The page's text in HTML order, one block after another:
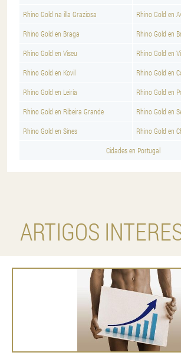
Rhino Gold na illa Graziosa Rhino Gold en
Rhino Gold en Braga Rhino Gold en
Rhino Gold en Viseu Rhino Gold en
Rhino Gold en Kovil Rhino Gold en
Rhino Gold en Leiria Rhino Gold en
Rhino Gold en Ribeira Grande Rhino Gold en
Rhino Gold en Sines Rhino Gold en
Cidades en Portugal
ARTIGOS